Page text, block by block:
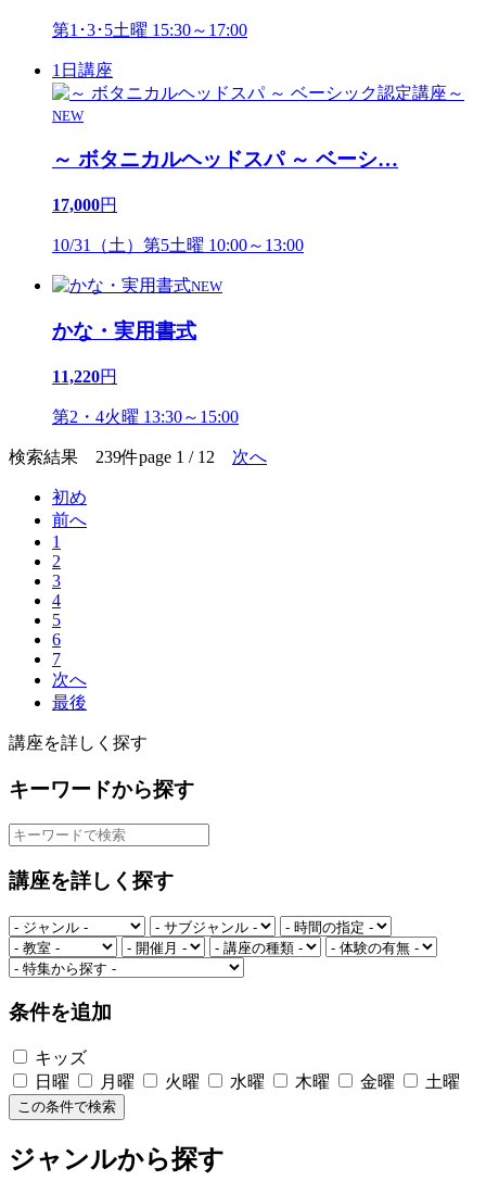
第1･3･5土曜 15:30～17:00
1日講座
NEW
～ ボタニカルヘッドスパ ～ ベーシ…
17,000円
10/31（土）第5土曜 10:00～13:00
NEW
かな・実用書式
11,220円
第2・4火曜 13:30～15:00
検索結果 239件page 1 / 12 次へ
初め
前へ
1
2
3
4
5
6
7
次へ
最後
講座を詳しく探す
キーワードから探す
講座を詳しく探す
条件を追加
キッズ
日曜
月曜 火曜 水曜 木曜 金曜 土曜
この条件で検索
ジャンルから探す